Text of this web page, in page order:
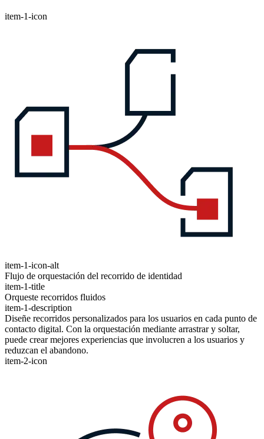
item-1-icon
item-1-icon-alt
Flujo de orquestación del recorrido de identidad
item-1-title
Orqueste recorridos fluidos
item-1-description
Diseñe recorridos personalizados para los usuarios en cada punto de
contacto digital. Con la orquestación mediante arrastrar y soltar,
puede crear mejores experiencias que involucren a los usuarios y
reduzcan el abandono.
item-2-icon